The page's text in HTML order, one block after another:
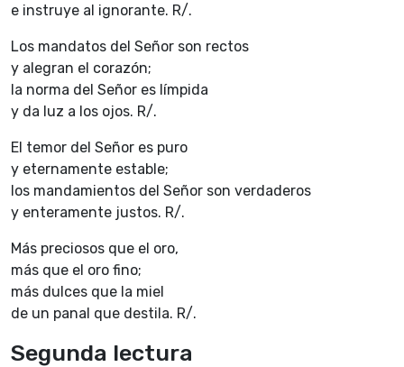
e instruye al ignorante. R/.
Los mandatos del Señor son rectos
y alegran el corazón;
la norma del Señor es límpida
y da luz a los ojos. R/.
El temor del Señor es puro
y eternamente estable;
los mandamientos del Señor son verdaderos
y enteramente justos. R/.
Más preciosos que el oro,
más que el oro fino;
más dulces que la miel
de un panal que destila. R/.
Segunda lectura